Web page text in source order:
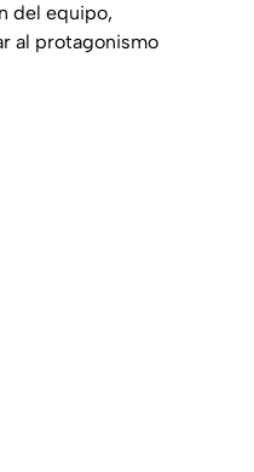
del equipo,
al protagonismo